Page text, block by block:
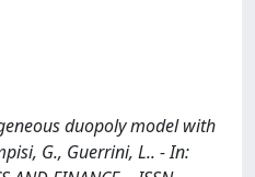
duopoly model with
G., Guerrini, L.. - In: